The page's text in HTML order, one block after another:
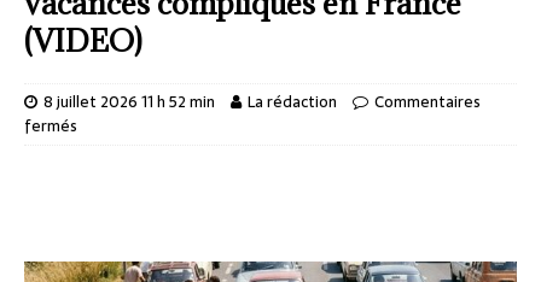
(VIDEO)
8 juillet 2026 11 h 52 min La rédaction
Commentaires
fermés